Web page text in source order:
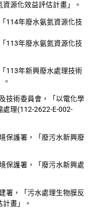
源化效益評估計畫」。
114年廢水氨氮資源化技
113年廢水氨氮資源化技
113年新興廢水處理技術
技術委員會，「以電化學
理(112-2622-E-002-
保護署，「廢污水新興廢
保護署，「廢污水新興處
署，「污水處理生物膜反
畫」。